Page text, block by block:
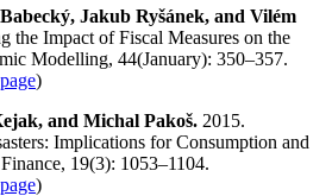
Jakub Ryšánek, and Vilém
the Impact of Fiscal Measures on the
Modelling, 44(January): 350–357.
)
and Michal Pakoš. 2015.
Implications for Consumption and
19(3): 1053–1104.
)